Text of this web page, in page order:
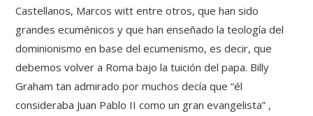
Castellanos, Marcos witt entre otros, que han sido
grandes ecuménicos y que han enseñado la teología del
dominionismo en base del ecumenismo, es decir, que
debemos volver a Roma bajo la tuición del papa. Billy
Graham tan admirado por muchos decía que “él
consideraba Juan Pablo II como un gran evangelista” ,